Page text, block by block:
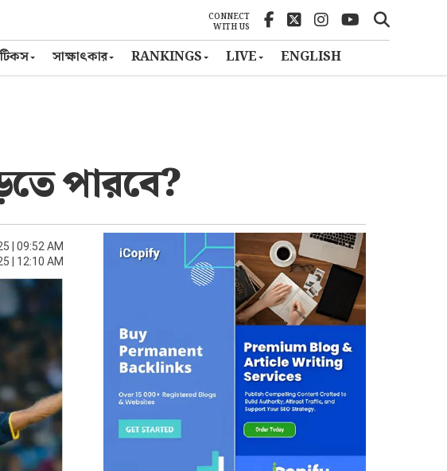
CONNECT
WITH US
সাক্ষাৎকার RANKINGS LIVE ENGLISH
পারবে?
| 09:52 AM
| 12:10 AM